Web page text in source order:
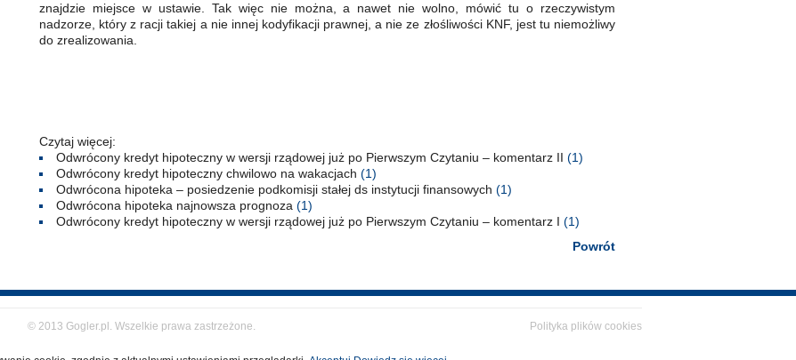
znajdzie miejsce w ustawie. Tak więc nie można, a nawet nie wolno, mówić tu o rzeczywistym
nadzorze, który z racji takiej a nie innej kodyfikacji prawnej, a nie ze złośliwości KNF, jest tu niemożliwy
do zrealizowania.
Czytaj więcej:
Odwrócony kredyt hipoteczny w wersji rządowej już po Pierwszym Czytaniu – komentarz II (1)
Odwrócony kredyt hipoteczny chwilowo na wakacjach (1)
Odwrócona hipoteka – posiedzenie podkomisji stałej ds instytucji finansowych (1)
Odwrócona hipoteka najnowsza prognoza (1)
Odwrócony kredyt hipoteczny w wersji rządowej już po Pierwszym Czytaniu – komentarz I (1)
Powrót
© 2013 Gogler.pl. Wszelkie prawa zastrzeżone. Polityka plików cookies